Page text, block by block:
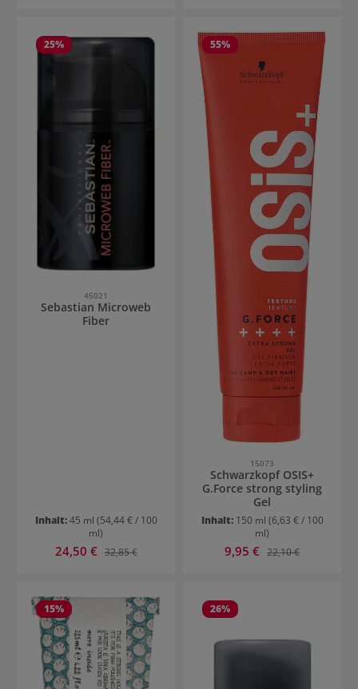
25%
45021
Sebastian Microweb
Fiber
Inhalt:45 ml (54,44 € / 100
ml)
Verkaufspreis:
24,50 € Regulärer Preis:
32,85 €
55%
15073
Schwarzkopf OSIS+
G.Force strong styling
Gel
Inhalt: 150 ml (6,63 € / 100
ml)
Verkaufspreis:
9,95 € Regulärer Preis:
22,10 €
15% 26%